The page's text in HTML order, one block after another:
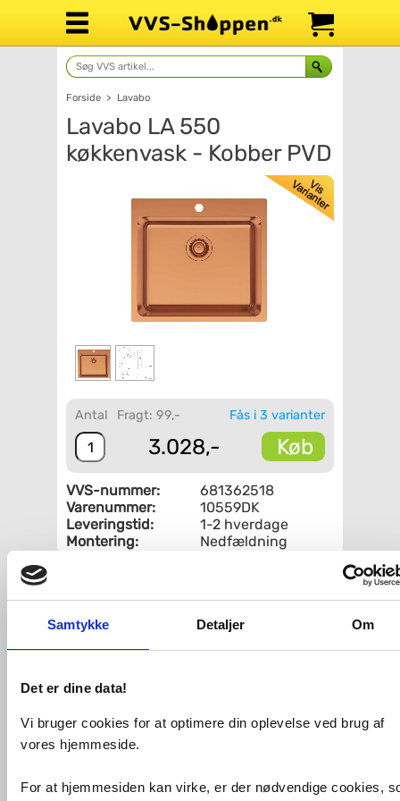
Samtykke Detaljer Om
Det er dine data!
Vi bruger cookies for at optimere din oplevelse ved brug af
vores hjemmeside.
For at hjemmesiden kan virke, er der nødvendige cookies,
Forside > Lavabo
Lavabo LA 550
køkkenvask - Kobber PVD
Fås i 3 varianter
Antal Fragt: 99,-
3.028,- Køb
VVS-nummer:
681362518
Varenummer:
10559DK
Leveringstid:
1-2 hverdage
Montering:
Nedfældning
PVD
med hanehul, i et moderne firkantet
design. De indvendige runde hjørner
indvendige runde hjørner